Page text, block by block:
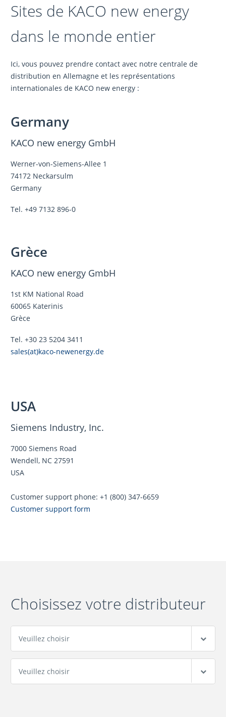
Sites de KACO new energy
dans le monde entier
Ici, vous pouvez prendre contact avec notre centrale de
distribution en Allemagne et les représentations
internationales de KACO new energy :
Germany
KACO new energy GmbH
Werner-von-Siemens-Allee 1
74172 Neckarsulm
Germany
Tel. +49 7132 896-0
Grèce
KACO new energy GmbH
1st KM National Road
60065 Katerinis
Grèce
Tel. +30 23 5204 3411
sales(at)kaco-newenergy.de
USA
Siemens Industry, Inc.
7000 Siemens Road
Wendell, NC 27591
USA
Customer support phone: +1 (800) 347-6659
Customer support form
Choisissez votre distributeur